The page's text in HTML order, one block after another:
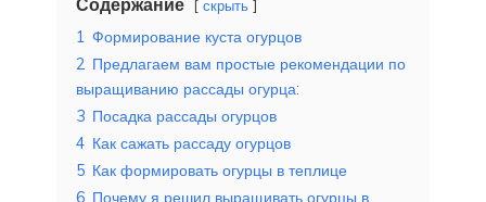
скрыть
1 Формирование куста огурцов
2 Предлагаем вам простые рекомендации по
выращиванию рассады огурца:
3 Посадка рассады огурцов
4 Как сажать рассаду огурцов
5 Как формировать огурцы в теплице
6 Почему я решил выращивать огурцы в